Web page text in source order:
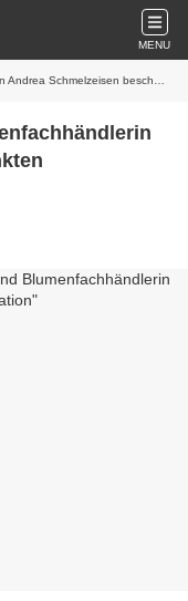
MENU
beschenkten Sozialstation